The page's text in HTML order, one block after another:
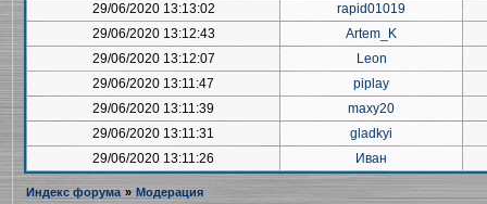
29/06/2020 13:13:02
rapid01019
29/06/2020 13:12:43
Artem_K
29/06/2020 13:12:07
Leon
29/06/2020 13:11:47
piplay
29/06/2020 13:11:39
maxy20
29/06/2020 13:11:31
gladkyi
29/06/2020 13:11:26
Иван
Индекс форума » Модерация